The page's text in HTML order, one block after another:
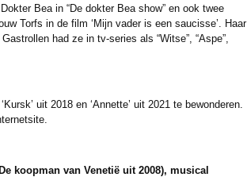
Bea in “De dokter Bea show” en ook twee
Torfs in de film ‘Mijn vader is een saucisse’. Haar
had ze in tv-series als “Witse”, “Aspe”,
uit 2018 en ‘Annette’ uit 2021 te bewonderen.
koopman van Venetië uit 2008), musical